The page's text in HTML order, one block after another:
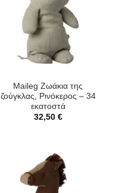
Maileg Ζωάκια της
ζούγκλας, Ρινόκερος – 34
εκατοστά
32,50 €